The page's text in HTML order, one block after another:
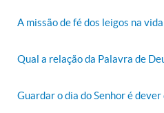
A missão de fé dos leigos na
Qual a relação da Palavra de
Guardar o dia do Senhor é